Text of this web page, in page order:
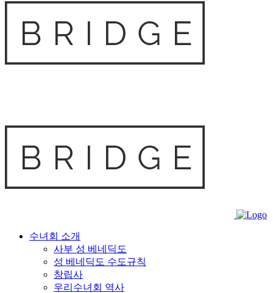
수녀회 소개
사부 성 베네딕도
성 베네딕도 수도규칙
창립사
우리수녀회 역사